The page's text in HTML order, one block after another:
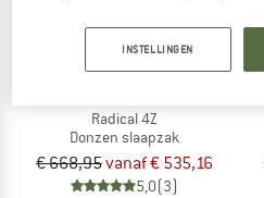
Radical 4Z
Donzen slaapzak
€ 668,95vanaf € 535,16
5,0(3)
INSTELLINGEN